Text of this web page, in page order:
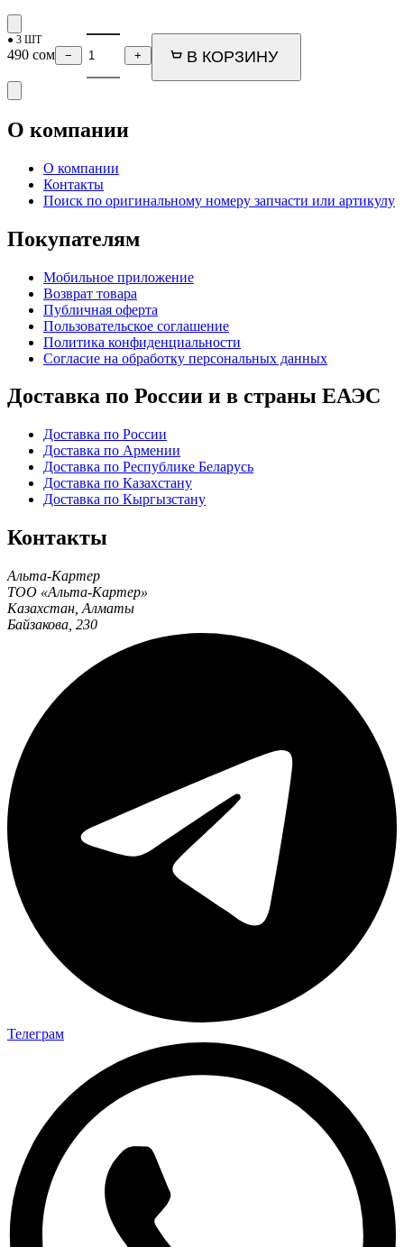
● 3 ШТ
490 сом − + В КОРЗИНУ
О компании
О компании
Контакты
Поиск по оригинальному номеру запчасти или артикулу
Покупателям
Мобильное приложение
Возврат товара
Публичная оферта
Пользовательское соглашение
Политика конфиденциальности
Согласие на обработку персональных данных
Доставка по России и в страны ЕАЭС
Доставка по России
Доставка по Армении
Доставка по Республике Беларусь
Доставка по Казахстану
Доставка по Кыргызстану
Контакты
Альта-Картер
ТОО «Альта-Картер»
Казахстан Алматы
Байзакова, 230
Телеграм